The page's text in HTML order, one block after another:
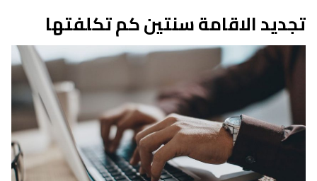
تجديد الاقامة سنتين كم تكلفتها